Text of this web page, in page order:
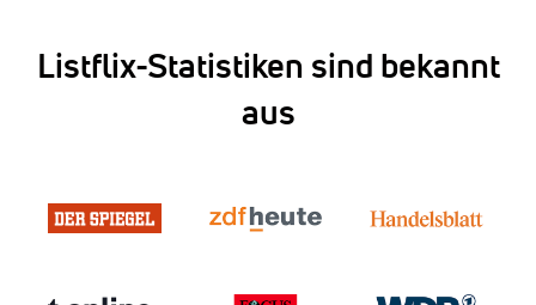
Listflix-Statistiken sind bekannt
aus